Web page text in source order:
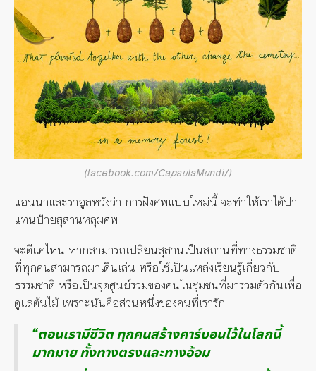
(facebook.com/CapsulaMundi/)
แอนนาและราอูลหวังว่า การฝังศพแบบใหม่นี้ จะทำให้เราได้ป่า
แทนป้ายสุสานหลุมศพ
จะดีแค่ไหน หากสามารถเปลี่ยนสุสานเป็นสถานที่ทางธรรมชาติ
ที่ทุกคนสามารถมาเดินเล่น หรือใช้เป็นแหล่งเรียนรู้เกี่ยวกับ
ธรรมชาติ หรือเป็นจุดศูนย์รวมของคนในชุมชนที่มารวมตัวกันเพื่อ
ดูแลต้นไม้ เพราะนั่นคือส่วนหนึ่งของคนที่เรารัก
“ตอนเรามีชีวิต ทุกคนสร้างคาร์บอนไว้ในโลกนี้
มากมาย ทั้งทางตรงและทางอ้อม